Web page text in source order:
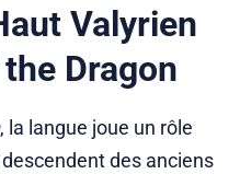
Valyrien
Dragon
, la langue joue un rôle
des anciens